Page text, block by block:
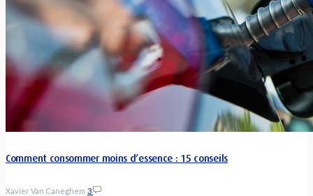
Comment consommer moins d’essence : 15 conseils
Xavier Van Caneghem 3